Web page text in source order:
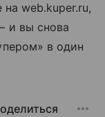
web.kuper.ru,
и вы снова
в один